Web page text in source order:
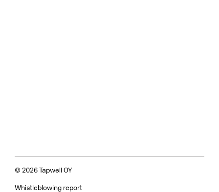
© 2026 Tapwell OY
Whistleblowing report